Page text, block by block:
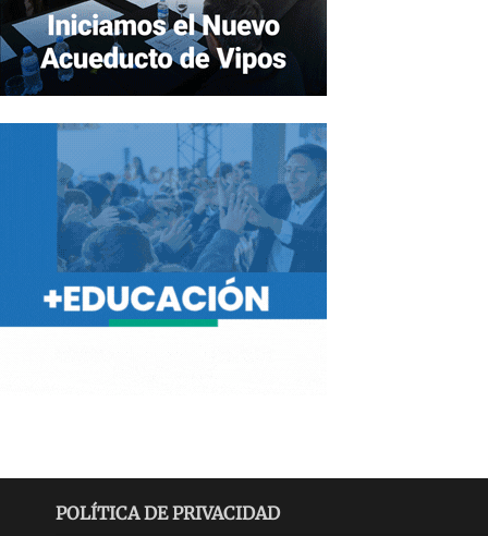
POLÍTICA DE PRIVACIDAD